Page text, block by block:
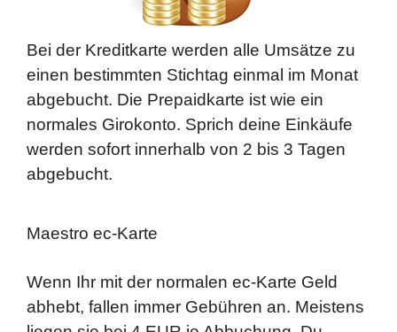
Bei der Kreditkarte werden alle Umsätze zu
einen bestimmten Stichtag einmal im Monat
abgebucht. Die Prepaidkarte ist wie ein
normales Girokonto. Sprich deine Einkäufe
werden sofort innerhalb von 2 bis 3 Tagen
abgebucht.
Maestro ec-Karte
Wenn Ihr mit der normalen ec-Karte Geld
abhebt, fallen immer Gebühren an. Meistens